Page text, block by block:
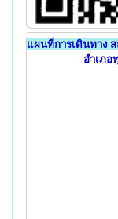
แผนที่การเดินทาง ส
อำเภอ